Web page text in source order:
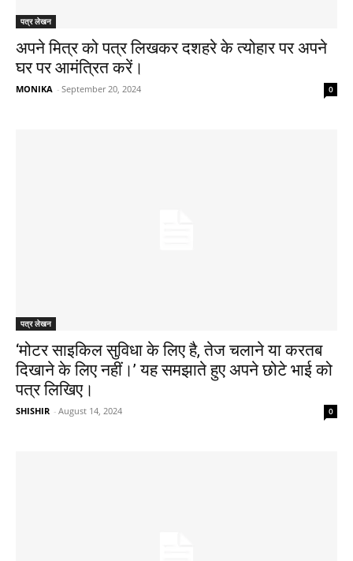
पत्र लेखन
अपने मित्र को पत्र लिखकर दशहरे के त्योहार पर अपने
घर पर आमंत्रित करें।
MONIKA - September 20, 2024 0
पत्र लेखन
‘मोटर साइकिल सुविधा के लिए है, तेज चलाने या करतब
दिखाने के लिए नहीं।’ यह समझाते हुए अपने छोटे भाई को
पत्र लिखिए।
SHISHIR - August 14, 2024 0